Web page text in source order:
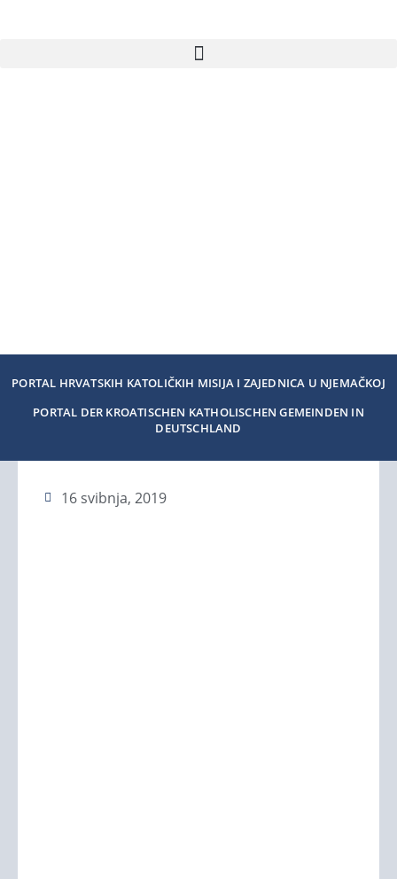
PORTAL HRVATSKIH KATOLIČKIH MISIJA I ZAJEDNICA U NJEMAČKOJ
PORTAL DER KROATISCHEN KATHOLISCHEN GEMEINDEN IN
DEUTSCHLAND
16 svibnja, 2019